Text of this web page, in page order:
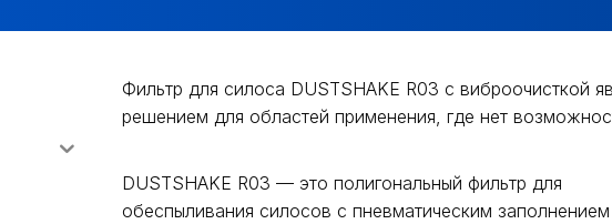
Фильтр для силоса DUSTSHAKE R03 с виброочисткой
решением для областей применения, где нет
DUSTSHAKE R03 — это полигональный фильтр для
обеспыливания силосов с пневматическим заполнением